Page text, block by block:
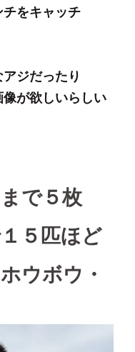
をキャッチ
ジだったり
が欲しいらしい
で５枚
５匹ほど
ウボウ・